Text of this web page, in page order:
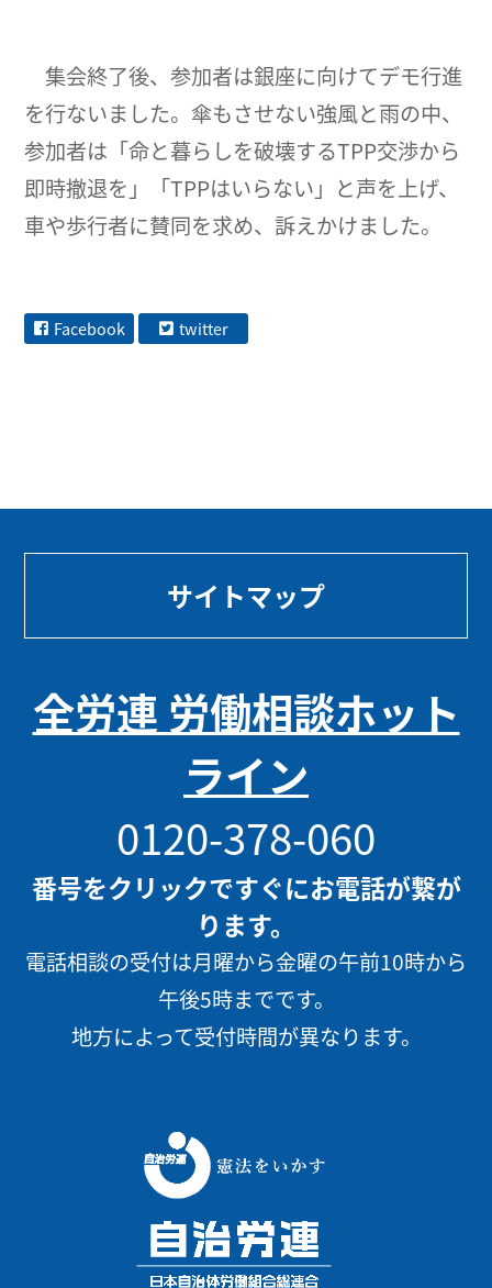
集会終了後、参加者は銀座に向けてデモ行進
を行ないました。傘もさせない強風と雨の中、
参加者は「命と暮らしを破壊するTPP交渉から
即時撤退を」「TPPはいらない」と声を上げ、
車や歩行者に賛同を求め、訴えかけました。
Facebook twitter
サイトマップ
全労連 労働相談ホット
ライン
0120-378-060
番号をクリックですぐにお電話が繋が
ります。
電話相談の受付は月曜から金曜の午前10時から
午後5時までです。
地方によって受付時間が異なります。